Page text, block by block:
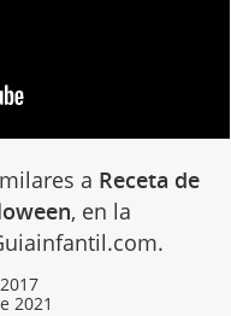
a Receta de
, en la
2021